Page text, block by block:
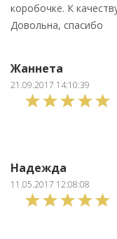
коробочке. К
Довольна, спасибо
Жаннета
21.09.2017 14:10:39
Надежда
11.05.2017 12:08:08